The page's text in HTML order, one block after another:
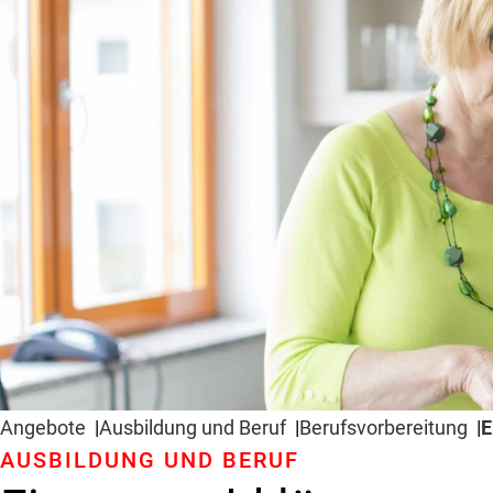
Angebote Ausbildung und Beruf Berufs­vorbereitung
AUSBILDUNG UND BERUF